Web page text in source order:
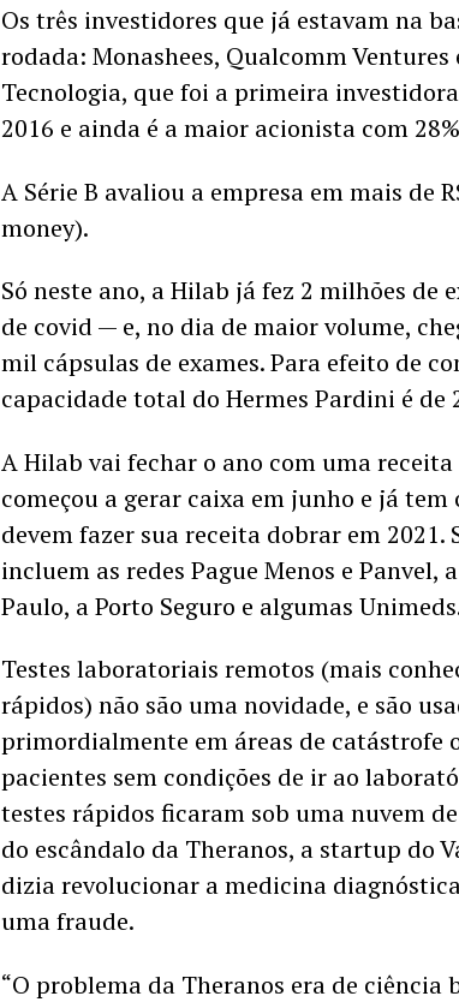
Os três investidores que já estavam na
rodada: Monashees, Qualcomm Ventures
Tecnologia, que foi a primeira
2016 e ainda é a maior acionista com
A Série B avaliou a empresa em mais de
money).
Só neste ano, a Hilab já fez 2 milhões de
de covid — e, no dia de maior volume,
mil cápsulas de exames. Para efeito de
capacidade total do Hermes Pardini é de
A Hilab vai fechar o ano com uma receita
começou a gerar caixa em junho e já
devem fazer sua receita dobrar em 2021.
incluem as redes Pague Menos e Panvel,
Paulo, a Porto Seguro e algumas
Testes laboratoriais remotos (mais
rápidos) não são uma novidade, e são
primordialmente em áreas de catástrofe
pacientes sem condições de ir ao
testes rápidos ficaram sob uma nuvem
do escândalo da Theranos, a startup do
dizia revolucionar a medicina
uma fraude.
“O problema da Theranos era de ciência